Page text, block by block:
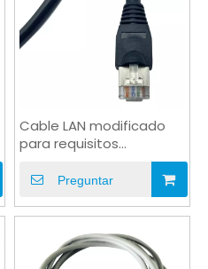
Cable LAN modificado
para requisitos
particulares gris azul
blindado CAT6 del negro
Preguntar